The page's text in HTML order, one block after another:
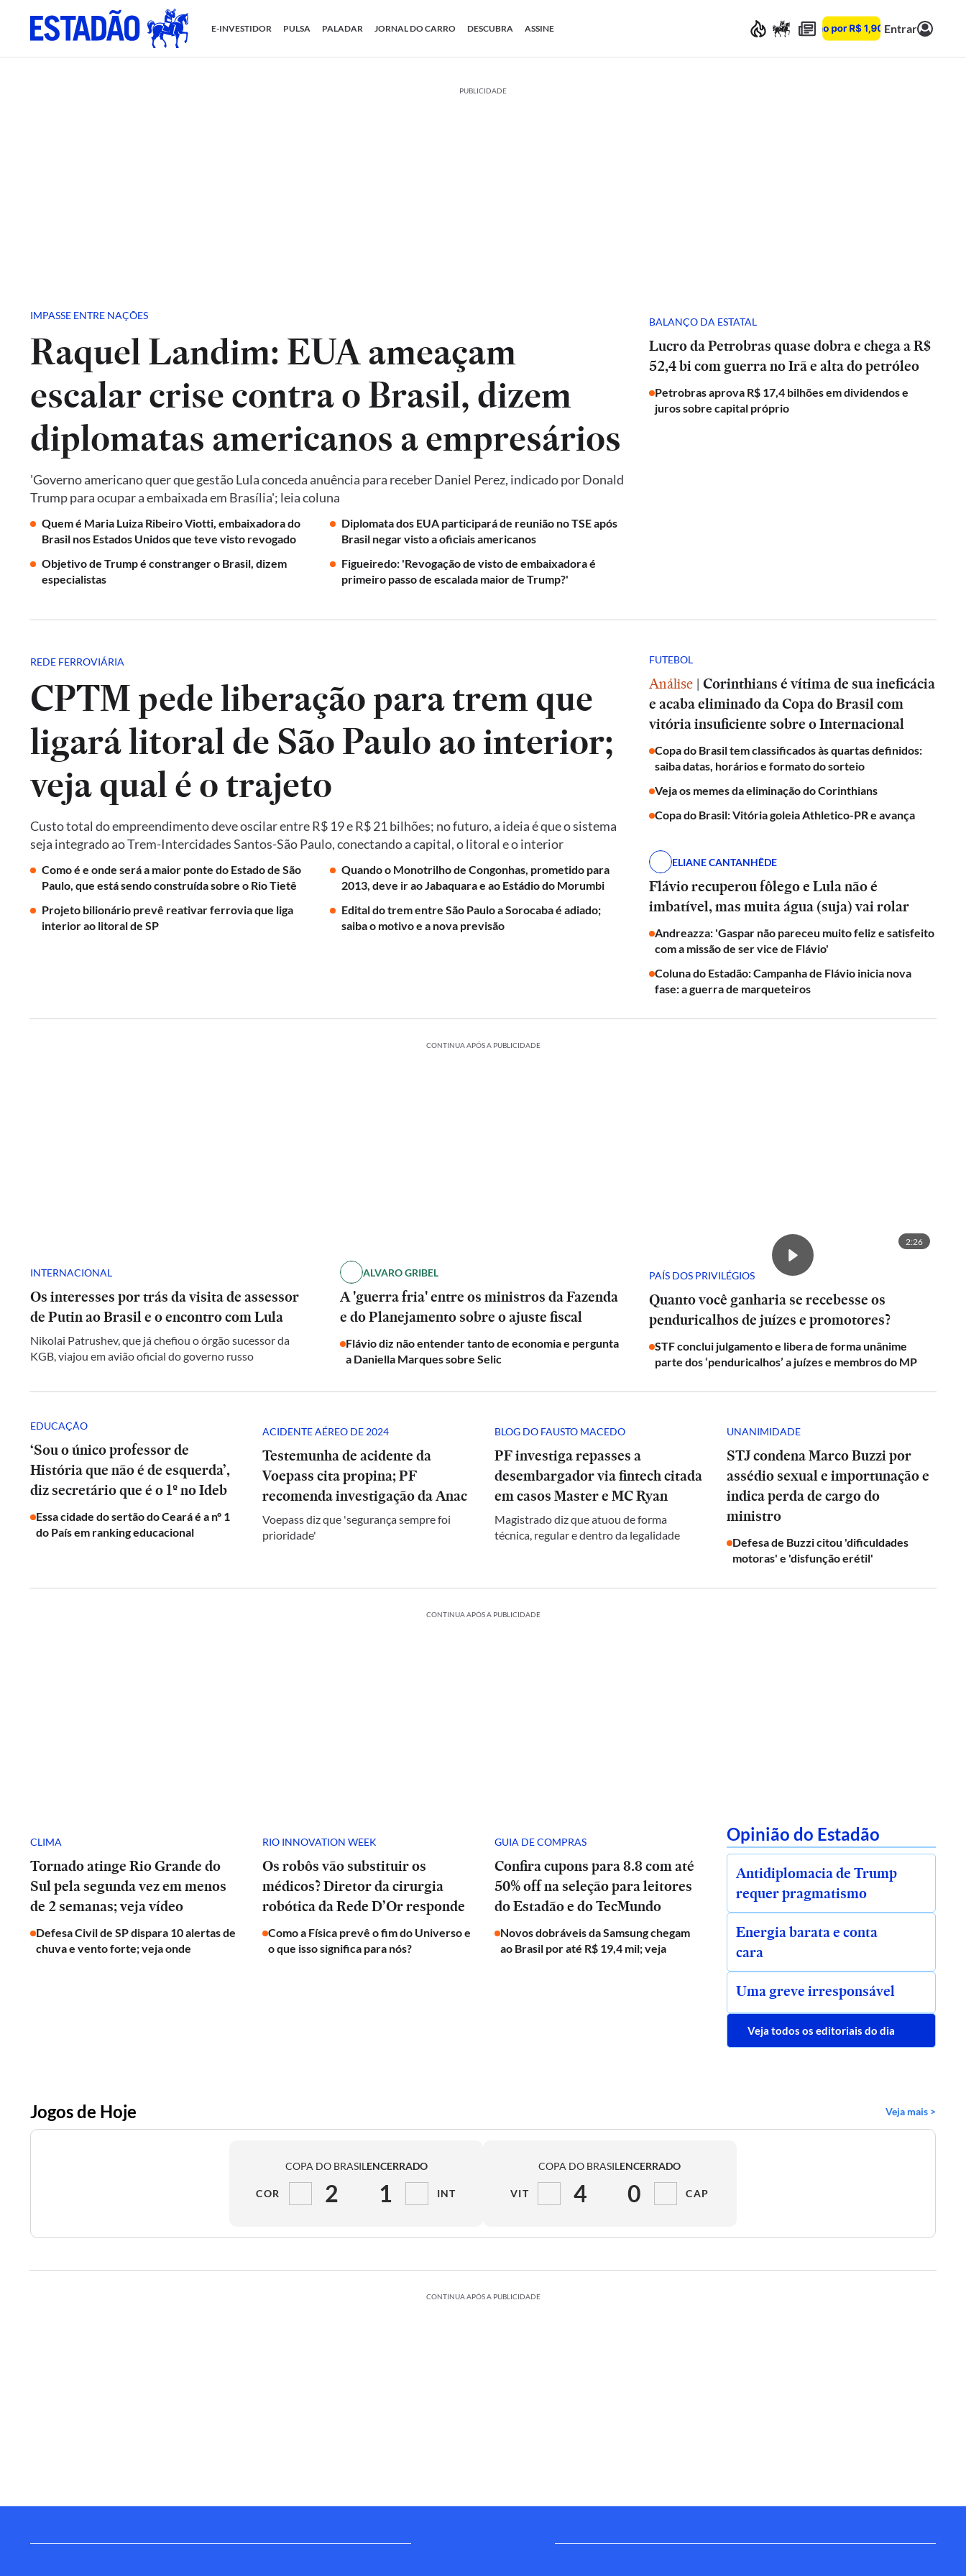
E-INVESTIDOR PULSA PALADAR JORNAL DO CARRO DESCUBRA ASSINE Entrar
PUBLICIDADE
IMPASSE ENTRE NAÇÕES
Raquel Landim: EUA ameaçam
escalar crise contra o Brasil, dizem
diplomatas americanos a empresários
'Governo americano quer que gestão Lula conceda anuência para receber Daniel Perez, indicado por Donald
Trump para ocupar a embaixada em Brasília'; leia coluna
Quem é Maria Luiza Ribeiro Viotti, embaixadora do
Brasil nos Estados Unidos que teve visto revogado
Diplomata dos EUA participará de reunião no TSE após
Brasil negar visto a oficiais americanos
Objetivo de Trump é constranger o Brasil, dizem
especialistas
Figueiredo: 'Revogação de visto de embaixadora é
primeiro passo de escalada maior de Trump?'
BALANÇO DA ESTATAL
Lucro da Petrobras quase dobra e chega a R$
52,4 bi com guerra no Irã e alta do petróleo
Petrobras aprova R$ 17,4 bilhões em dividendos e
juros sobre capital próprio
REDE FERROVIÁRIA
CPTM pede liberação para trem que
ligará litoral de São Paulo ao interior;
veja qual é o trajeto
Custo total do empreendimento deve oscilar entre R$ 19 e R$ 21 bilhões; no futuro, a ideia é que o sistema
seja integrado ao Trem-Intercidades Santos-São Paulo, conectando a capital, o litoral e o interior
Como é e onde será a maior ponte do Estado de São
Paulo, que está sendo construída sobre o Rio Tietê
Quando o Monotrilho de Congonhas, prometido para
2013, deve ir ao Jabaquara e ao Estádio do Morumbi
Projeto bilionário prevê reativar ferrovia que liga
interior ao litoral de SP
Edital do trem entre São Paulo a Sorocaba é adiado;
saiba o motivo e a nova previsão
FUTEBOL
Análise | Corinthians é vítima de sua ineficácia
e acaba eliminado da Copa do Brasil com
vitória insuficiente sobre o Internacional
Copa do Brasil tem classificados às quartas definidos:
saiba datas, horários e formato do sorteio
Veja os memes da eliminação do Corinthians
Copa do Brasil: Vitória goleia Athletico-PR e avança
ELIANE CANTANHÊDE
Flávio recuperou fôlego e Lula não é
imbatível, mas muita água (suja) vai rolar
Andreazza: 'Gaspar não pareceu muito feliz e satisfeito
com a missão de ser vice de Flávio'
Coluna do Estadão: Campanha de Flávio inicia nova
fase: a guerra de marqueteiros
CONTINUA APÓS A PUBLICIDADE
INTERNACIONAL
Os interesses por trás da visita de assessor
de Putin ao Brasil e o encontro com Lula
Nikolai Patrushev, que já chefiou o órgão sucessor da
KGB, viajou em avião oficial do governo russo
ALVARO GRIBEL
A 'guerra fria' entre os ministros da Fazenda
e do Planejamento sobre o ajuste fiscal
Flávio diz não entender tanto de economia e pergunta
a Daniella Marques sobre Selic
2:26
PAÍS DOS PRIVILÉGIOS
Quanto você ganharia se recebesse os
penduricalhos de juízes e promotores?
STF conclui julgamento e libera de forma unânime
parte dos ‘penduricalhos’ a juízes e membros do MP
EDUCAÇÃO
‘Sou o único professor de
História que não é de esquerda’,
diz secretário que é o 1º no Ideb
Essa cidade do sertão do Ceará é a nº 1
do País em ranking educacional
ACIDENTE AÉREO DE 2024
Testemunha de acidente da
Voepass cita propina; PF
recomenda investigação da Anac
Voepass diz que 'segurança sempre foi
prioridade'
BLOG DO FAUSTO MACEDO
PF investiga repasses a
desembargador via fintech citada
em casos Master e MC Ryan
Magistrado diz que atuou de forma
técnica, regular e dentro da legalidade
UNANIMIDADE
STJ condena Marco Buzzi por
assédio sexual e importunação e
indica perda de cargo do
ministro
Defesa de Buzzi citou 'dificuldades
motoras' e 'disfunção erétil'
CONTINUA APÓS A PUBLICIDADE
CLIMA
Tornado atinge Rio Grande do
Sul pela segunda vez em menos
de 2 semanas; veja vídeo
Defesa Civil de SP dispara 10 alertas de
chuva e vento forte; veja onde
RIO INNOVATION WEEK
Os robôs vão substituir os
médicos? Diretor da cirurgia
robótica da Rede D’Or responde
Como a Física prevê o fim do Universo e
o que isso significa para nós?
GUIA DE COMPRAS
Confira cupons para 8.8 com até
50% off na seleção para leitores
do Estadão e do TecMundo
Novos dobráveis da Samsung chegam
ao Brasil por até R$ 19,4 mil; veja
Opinião do Estadão
Antidiplomacia de Trump
requer pragmatismo
Energia barata e conta
cara
Uma greve irresponsável
Veja todos os editoriais do dia
Jogos de Hoje Veja mais >
COPA DO BRASILENCERRADO
COR 2 1 INT
COPA DO BRASILENCERRADO
VIT 4 0 CAP
CONTINUA APÓS A PUBLICIDADE